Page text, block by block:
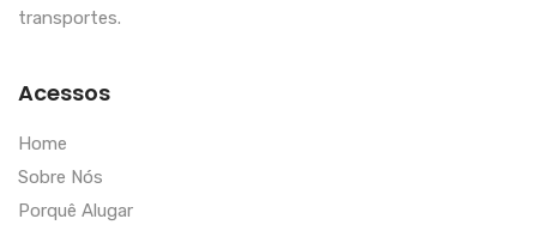
transportes.
Acessos
Home
Sobre Nós
Porquê Alugar